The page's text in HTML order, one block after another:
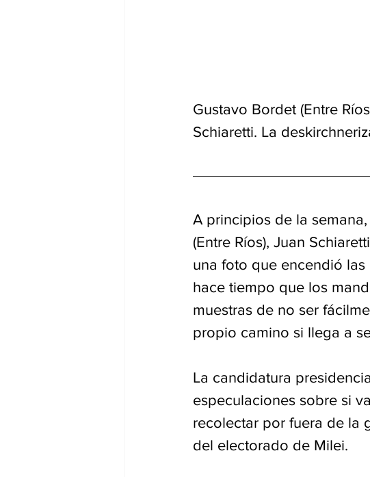
Gustavo Bordet (Entre
Schiaretti. La
A principios de la
(Entre Ríos), Juan
una foto que encendió las
hace tiempo que los
muestras de no ser
propio camino si llega a
La candidatura
especulaciones sobre si
recolectar por fuera de la
del electorado de Milei.